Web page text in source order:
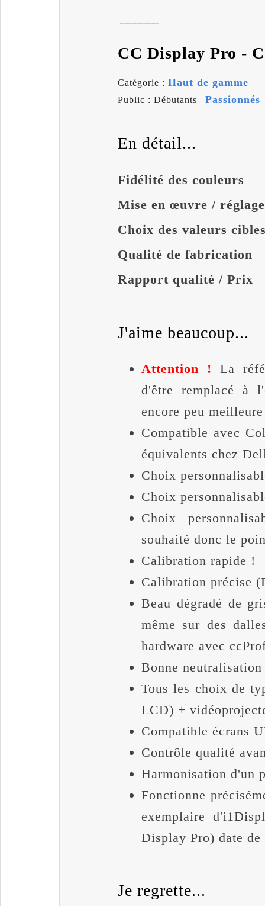
CC Display Pro -
Catégorie : Haut de gamme
Public : Débutants | Passionnés
En détail...
Fidélité des couleurs
Mise en œuvre /
Choix des valeurs
Qualité de fabrication
Rapport qualité / Prix
J'aime beaucoup...
Attention ! La
d'être remplacé à
encore peu
Compatible avec
équivalents chez
Choix
Choix
Choix
souhaité donc le
Calibration rapide !
Calibration précise
Beau dégradé de
même sur des
hardware avec
Bonne
Tous les choix de
LCD) +
Compatible écrans
Contrôle qualité
Harmonisation d'un
Fonctionne
exemplaire
Display Pro) date de
Je regrette...